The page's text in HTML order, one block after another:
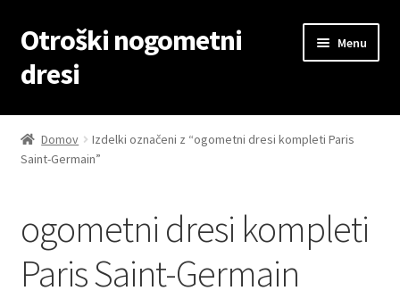
Skip
to
navigation
Skip
to
content
Otroški nogometni
dresi
Menu
Domov
Blog
Košarica
Domov
Izdelki označeni z “ogometni dresi kompleti Paris
Saint-Germain”
ogometni dresi kompleti
Paris Saint-Germain